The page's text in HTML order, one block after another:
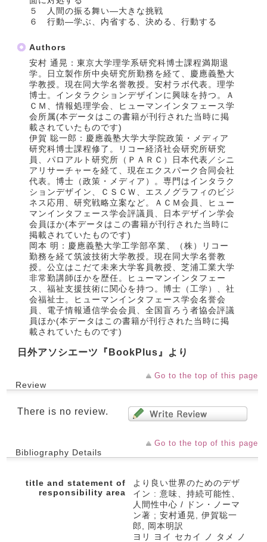
５ 人間の振る舞い―大きな挑戦
６ 行動―学ぶ、内省する、決める、行動する
Authors
安村 通晃：東京大学理学系研究科博士課程満期退
学。日立製作所中央研究所勤務を経て、慶應義塾大
学教授。現在同大学名誉教授。安村ラボ代表。理学
博士。インタラクションデザインに興味を持つ。Ａ
ＣＭ、情報処理学会、ヒューマンインタフェース学
会所属(本データはこの書籍が刊行された当時に掲
載されていたものです)
伊賀 聡一郎：慶應義塾大学大学院政策・メディア
研究科博士課程修了。リコー経済社会研究所研究
員、パロアルト研究所（ＰＡＲＣ）日本代表／シニ
アリサーチャーを経て、現在エクスパーク合同会社
代表。博士（政策・メディア）。専門はインタラク
ションデザイン、ＣＳＣＷ、エスノグラフィのビジ
ネス応用、研究戦略立案など。ＡＣＭ会員、ヒュー
マンインタフェース学会評議員、日本デザイン学会
会員ほか(本データはこの書籍が刊行された当時に
掲載されていたものです)
岡本 明：慶應義塾大学工学部卒業、（株）リコー
勤務を経て筑波技術大学教授。現在同大学名誉教
授。公立はこだて未来大学客員教授、芝浦工業大学
非常勤講師ほかを歴任。ヒューマンインタフェー
ス、福祉支援技術に関心を持つ。博士（工学）、社
会福祉士。ヒューマンインタフェース学会名誉会
員、電子情報通信学会会員、全国盲ろう者協会評議
員ほか(本データはこの書籍が刊行された当時に掲
載されていたものです)
日外アソシエーツ『BookPlus』より
Go to the top of this page
Review
There is no review.
Go to the top of this page
Bibliography Details
title and statement of
responsibility area
より良い世界のためのデザ
イン : 意味、持続可能性、
人間性中心 / ドン・ノーマ
ン著 ; 安村通晃, 伊賀聡一
郎, 岡本明訳
ヨリ ヨイ セカイ ノ タメ ノ